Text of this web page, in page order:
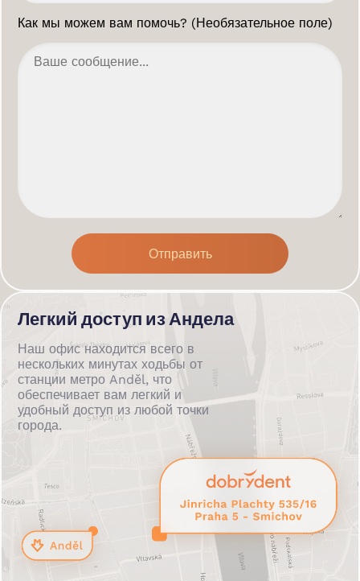
Как мы можем вам помочь? (Необязательное поле)
Легкий доступ из Андела
Наш офис находится всего в
нескольких минутах ходьбы от
станции метро Anděl, что
обеспечивает вам легкий и
удобный доступ из любой точки
города.